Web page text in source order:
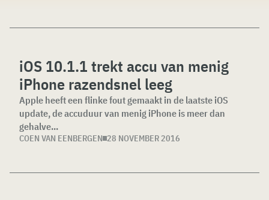
iOS 10.1.1 trekt accu van menig
iPhone razendsnel leeg
Apple heeft een flinke fout gemaakt in de laatste iOS
update, de accuduur van menig iPhone is meer dan
gehalve...
COEN VAN EENBERGEN 28 NOVEMBER 2016